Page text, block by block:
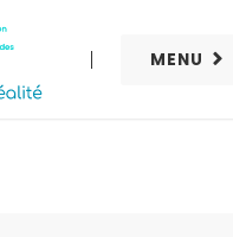
MENU